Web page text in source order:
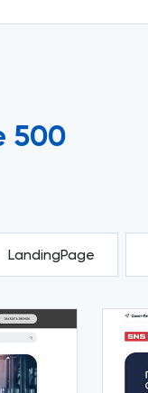
500
LandingPage